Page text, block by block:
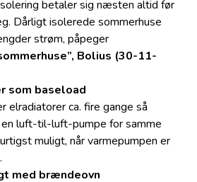
betaler sig næsten altid før
Dårligt isolerede sommerhuse
strøm, påpeger
Bolius (30-11-
som baseload
elradiatorer ca. fire gange så
luft-til-luft-pumpe for samme
muligt, når varmepumpen er
med brændeovn